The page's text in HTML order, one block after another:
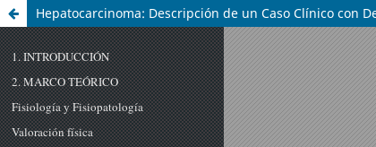
Hepatocarcinoma: Descripción de un Caso Clínico con